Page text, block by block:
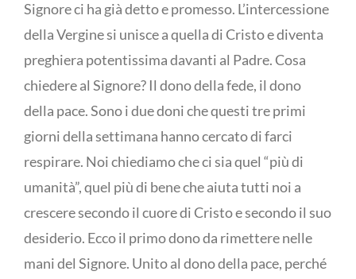
Signore ci ha già detto e promesso. L’intercessione
della Vergine si unisce a quella di Cristo e diventa
preghiera potentissima davanti al Padre. Cosa
chiedere al Signore? Il dono della fede, il dono
della pace. Sono i due doni che questi tre primi
giorni della settimana hanno cercato di farci
respirare. Noi chiediamo che ci sia quel “più di
umanità”, quel più di bene che aiuta tutti noi a
crescere secondo il cuore di Cristo e secondo il suo
desiderio. Ecco il primo dono da rimettere nelle
mani del Signore. Unito al dono della pace, perché